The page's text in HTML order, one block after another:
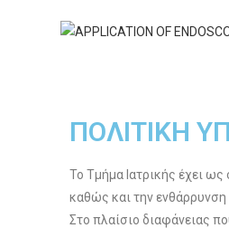
ΠΟΛΙΤΙΚΗ
Το Τμήμα Ιατρικής έχει
καθώς και την ενθάρρυνση
Στο πλαίσιο διαφάνειας